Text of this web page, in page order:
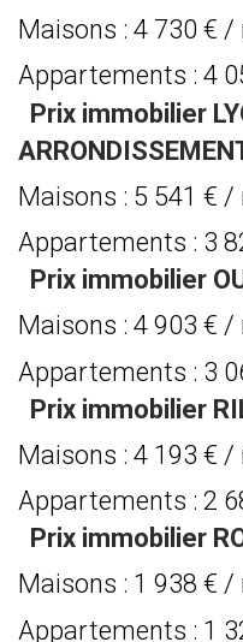
Maisons : 4 730 € /
Appartements : 4
Prix immobilier
Maisons : 5 541 € /
Appartements : 3
Prix immobilier
Maisons : 4 903 € /
Appartements : 3
Prix immobilier
Maisons : 4 193 € /
Appartements : 2
Prix immobilier
Maisons : 1 938 € /
Appartements : 1